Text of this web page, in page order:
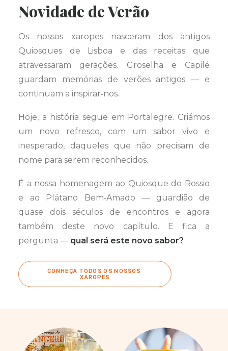
Novidade de Verão
Os nossos xaropes nasceram dos antigos
Quiosques de Lisboa e das receitas que
atravessaram gerações. Groselha e Capilé
guardam memórias de verões antigos — e
continuam a inspirar‑nos.
Hoje, a história segue em Portalegre. Criámos
um novo refresco, com um sabor vivo e
inesperado, daqueles que não precisam de
nome para serem reconhecidos.
É a nossa homenagem ao Quiosque do Rossio
e ao Plátano Bem‑Amado — guardião de
quase dois séculos de encontros e agora
também deste novo capítulo. E fica a
pergunta — qual será este novo sabor?
CONHEÇA TODOS OS NOSSOS
XAROPES